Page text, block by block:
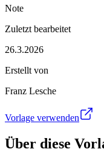
Note
Zuletzt bearbeitet
26.3.2026
Erstellt von
Franz Lesche
Vorlage verwenden
Über diese